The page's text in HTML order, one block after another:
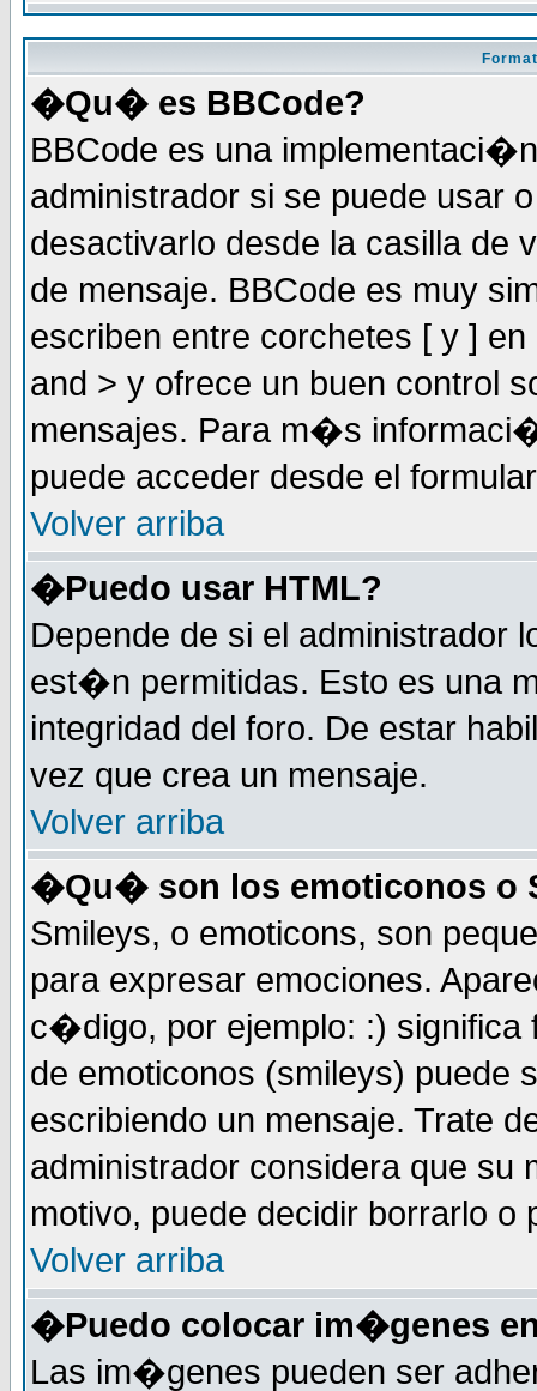
�Qu� es BBCode?
BBCode es una
administrador si se puede usar
desactivarlo desde la casilla de
de mensaje. BBCode es muy
escriben entre corchetes [ y ]
and > y ofrece un buen control
mensajes. Para m�s
puede acceder desde el
Volver arriba
�Puedo usar HTML?
Depende de si el
est�n permitidas. Esto es una
integridad del foro. De estar
vez que crea un mensaje.
Volver arriba
�Qu� son los emoticonos o
Smileys, o emoticons, son
para expresar emociones.
c�digo, por ejemplo: :) significa
de emoticonos (smileys)
escribiendo un mensaje. Trate
administrador considera que su
motivo, puede decidir borrarlo o
Volver arriba
�Puedo colocar im�genes
Las im�genes pueden ser